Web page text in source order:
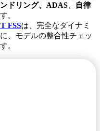
ドリング、ADAS
自律
。
FSSは、完全なダイナミ
、モデルの整合性チェッ
。